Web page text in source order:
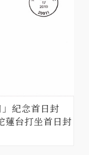
紀念首日封
蓮台打坐首日封